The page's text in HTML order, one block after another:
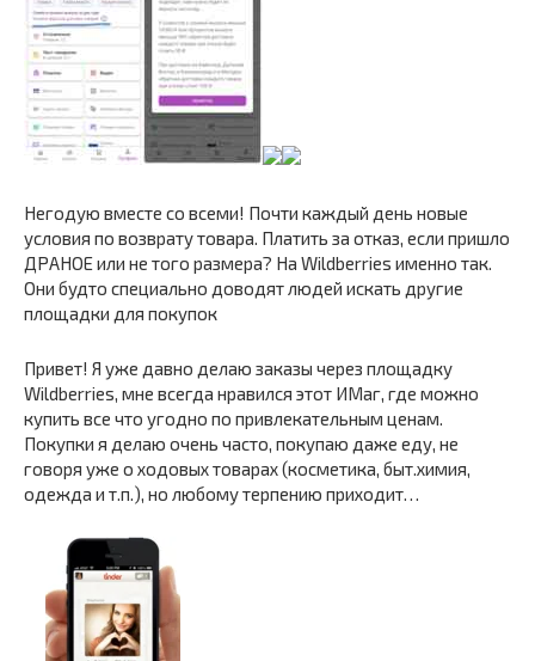
Негодую вместе со всеми! Почти каждый день новые
условия по возврату товара. Платить за отказ, если пришло
ДРАНОЕ или не того размера? На Wildberries именно так.
Они будто специально доводят людей искать другие
площадки для покупок
Привет! Я уже давно делаю заказы через площадку
Wildberries, мне всегда нравился этот ИМаг, где можно
купить все что угодно по привлекательным ценам.
Покупки я делаю очень часто, покупаю даже еду, не
говоря уже о ходовых товарах (косметика, быт.химия,
одежда и т.п.), но любому терпению приходит…